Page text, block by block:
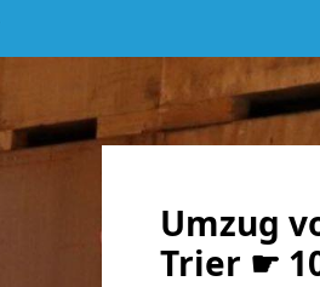
Umzug
Trier ☛